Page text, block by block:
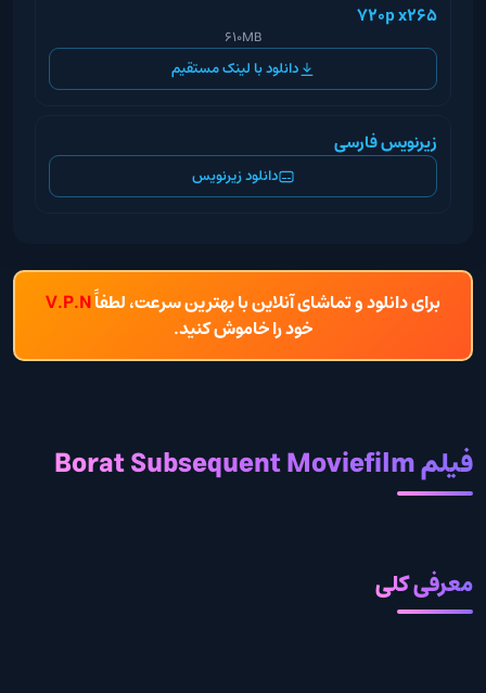
720p x265
610MB
دانلود با لینک مستقیم
زیرنویس فارسی
دانلود زیرنویس
برای دانلود و تماشای آنلاین با بهترین سرعت، لطفاًV.P.N
خود را خاموش کنید.
فیلم Borat Subsequent Moviefilm
معرفی کلی